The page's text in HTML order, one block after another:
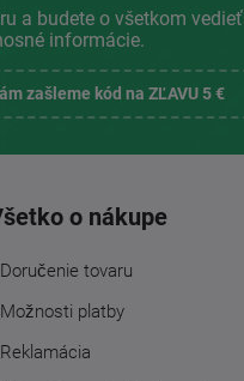
a budete o všetkom vedieť
informácie.
zašleme kód na ZĽAVU 5 €
o nákupe
Doručenie tovaru
Možnosti platby
Reklamácia